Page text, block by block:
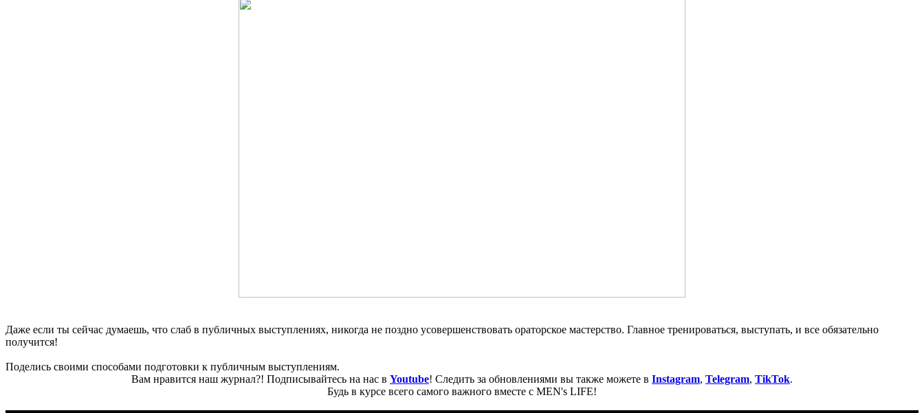
Даже если ты сейчас думаешь, что слаб в публичных выступлениях, никогда не поздно усовершенствовать ораторское мастерство. Главное тренироваться, выступать, и все обязательно
получится!
Поделись своими способами подготовки к публичным выступлениям.
Вам нравится наш журнал?! Подписывайтесь на нас в Youtube! Следить за обновлениями вы также можете в Instagram, Telegram, TikTok.
Будь в курсе всего самого важного вместе с MEN's LIFE!